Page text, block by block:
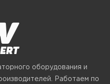
оборудования и
Работаем по